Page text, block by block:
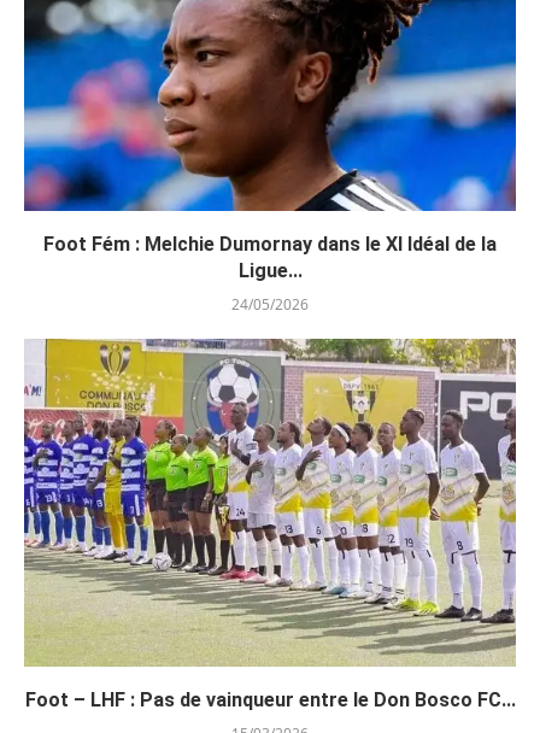
Foot Fém : Melchie Dumornay dans le XI Idéal de la
Ligue...
24/05/2026
Foot – LHF : Pas de vainqueur entre le Don Bosco FC...